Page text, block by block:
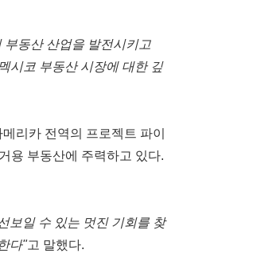
부동산 산업을 발전시키고
멕시코 부동산 시장에 대한 깊
메리카 전역의 프로젝트 파이
용 부동산에 주력하고 있다.
보일 수 있는 멋진 기회를 찾
다"고 말했다.